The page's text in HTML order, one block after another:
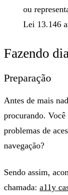
ou
Lei 13.146
Fazendo
Preparação
Antes de mais
procurando.
problemas de
navegação?
Sendo assim,
chamada: a11y